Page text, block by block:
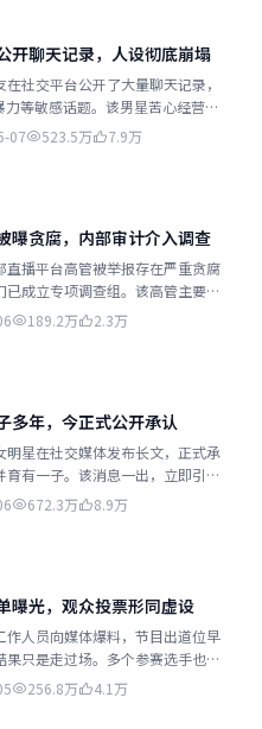
开聊天记录，人设彻底崩塌
社交平台公开了大量聊天记录，
力等敏感话题。该男星苦心经营多
塌...
07 523.5万 7.9万
曝贪腐，内部审计介入调查
直播平台高管被举报存在严重贪腐
已成立专项调查组。该高管主要负
189.2万 2.3万
多年，今正式公开承认
明星在社交媒体发布长文，正式承
育有一子。该消息一出，立即引爆
672.3万 8.9万
曝光，观众投票形同虚设
作人员向媒体爆料，节目出道位早
果只是走过场。多个参赛选手也暗
256.8万 4.1万